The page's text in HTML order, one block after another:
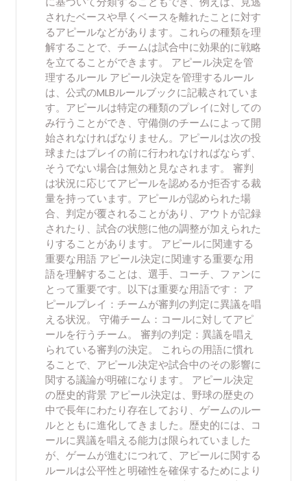
されたベースや早くベースを離れたことに対す
るアピールなどがあります。これらの種類を理
解することで、チームは試合中に効果的に戦略
を立てることができます。 アピール決定を管
理するルール アピール決定を管理するルール
は、公式のMLBルールブックに記載されていま
す。アピールは特定の種類のプレイに対しての
み行うことができ、守備側のチームによって開
始されなければなりません。アピールは次の投
球またはプレイの前に行われなければならず、
そうでない場合は無効と見なされます。 審判
は状況に応じてアピールを認めるか拒否する裁
量を持っています。アピールが認められた場
合、判定が覆されることがあり、アウトが記録
されたり、試合の状態に他の調整が加えられた
りすることがあります。 アピールに関連する
重要な用語 アピール決定に関連する重要な用
語を理解することは、選手、コーチ、ファンに
とって重要です。以下は重要な用語です： ア
ピールプレイ：チームが審判の判定に異議を唱
える状況。 守備チーム：コールに対してアピ
ールを行うチーム。 審判の判定：異議を唱え
られている審判の決定。 これらの用語に慣れ
ることで、アピール決定や試合中のその影響に
関する議論が明確になります。 アピール決定
の歴史的背景 アピール決定は、野球の歴史の
中で長年にわたり存在しており、ゲームのルー
ルとともに進化してきました。歴史的には、コ
ールに異議を唱える能力は限られていました
が、ゲームが進むにつれて、アピールに関する
ルールは公平性と明確性を確保するためにより